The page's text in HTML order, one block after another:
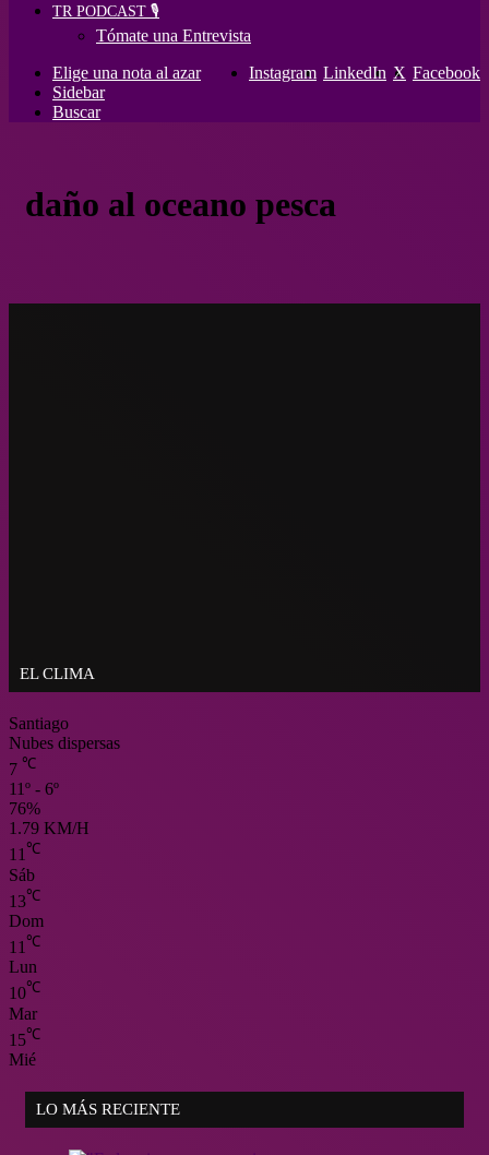
TR PODCAST 🎙️
Tómate una Entrevista
Facebook
X
LinkedIn
Instagram
Elige una nota al azar
Sidebar
Buscar
daño al oceano pesca
EL CLIMA
Santiago
Nubes dispersas
7 ℃
11º - 6º
76%
1.79 KM/H
11℃
Sáb
13℃
Dom
11 ℃
Lun
10℃
Mar
15℃
Mié
LO MÁS RECIENTE